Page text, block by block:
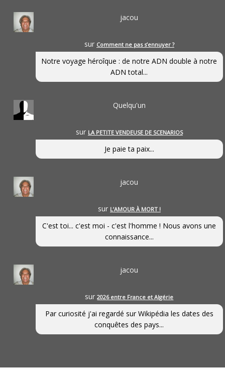
jacou
sur Comment ne pas s’ennuyer ?
Notre voyage héroîque : de notre ADN double à notre
ADN total...
Quelqu'un
sur LA PETITE VENDEUSE DE SCENARIOS
Je paie ta paix...
jacou
sur L’AMOUR À MORT !
C'est toi... c'est moi - c'est l'homme ! Nous avons une
connaissance...
jacou
sur2026 entre France et Algérie
Par curiosité j'ai regardé sur Wikipédia les dates des
conquêtes des pays...